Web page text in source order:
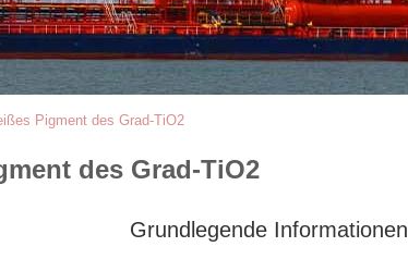
Pigment des Grad-TiO2
des Grad-TiO2
Grundlegende Informationen